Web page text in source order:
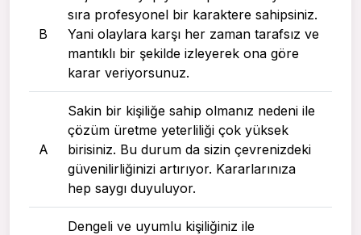
B
sıra profesyonel bir karaktere sahipsiniz.
Yani olaylara karşı her zaman tarafsız ve
mantıklı bir şekilde izleyerek ona göre
karar veriyorsunuz.
A
Sakin bir kişiliğe sahip olmanız nedeni ile
çözüm üretme yeterliliği çok yüksek
birisiniz. Bu durum da sizin çevrenizdeki
güvenilirliğinizi artırıyor. Kararlarınıza
hep saygı duyuluyor.
Dengeli ve uyumlu kişiliğiniz ile